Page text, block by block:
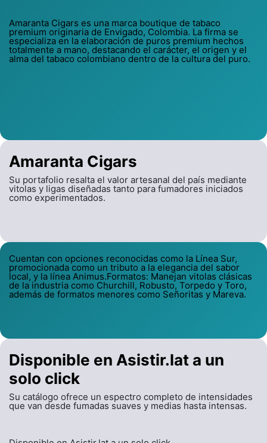
Amaranta Cigars
Su portafolio resalta el valor artesanal del país mediante
vitolas y ligas diseñadas tanto para fumadores iniciados
como experimentados.
Amaranta Cigars es una marca boutique de tabaco
premium originaria de Envigado, Colombia. La firma se
especializa en la elaboración de puros premium hechos
totalmente a mano, destacando el carácter, el origen y el
alma del tabaco colombiano dentro de la cultura del puro.
Cuentan con opciones reconocidas como la Línea Sur,
promocionada como un tributo a la elegancia del sabor
local, y la línea Animus.Formatos: Manejan vitolas clásicas
de la industria como Churchill, Robusto, Torpedo y Toro,
además de formatos menores como Señoritas y Mareva.
Disponible en Asistir.lat a un
solo click
Su catálogo ofrece un espectro completo de intensidades
que van desde fumadas suaves y medias hasta intensas.